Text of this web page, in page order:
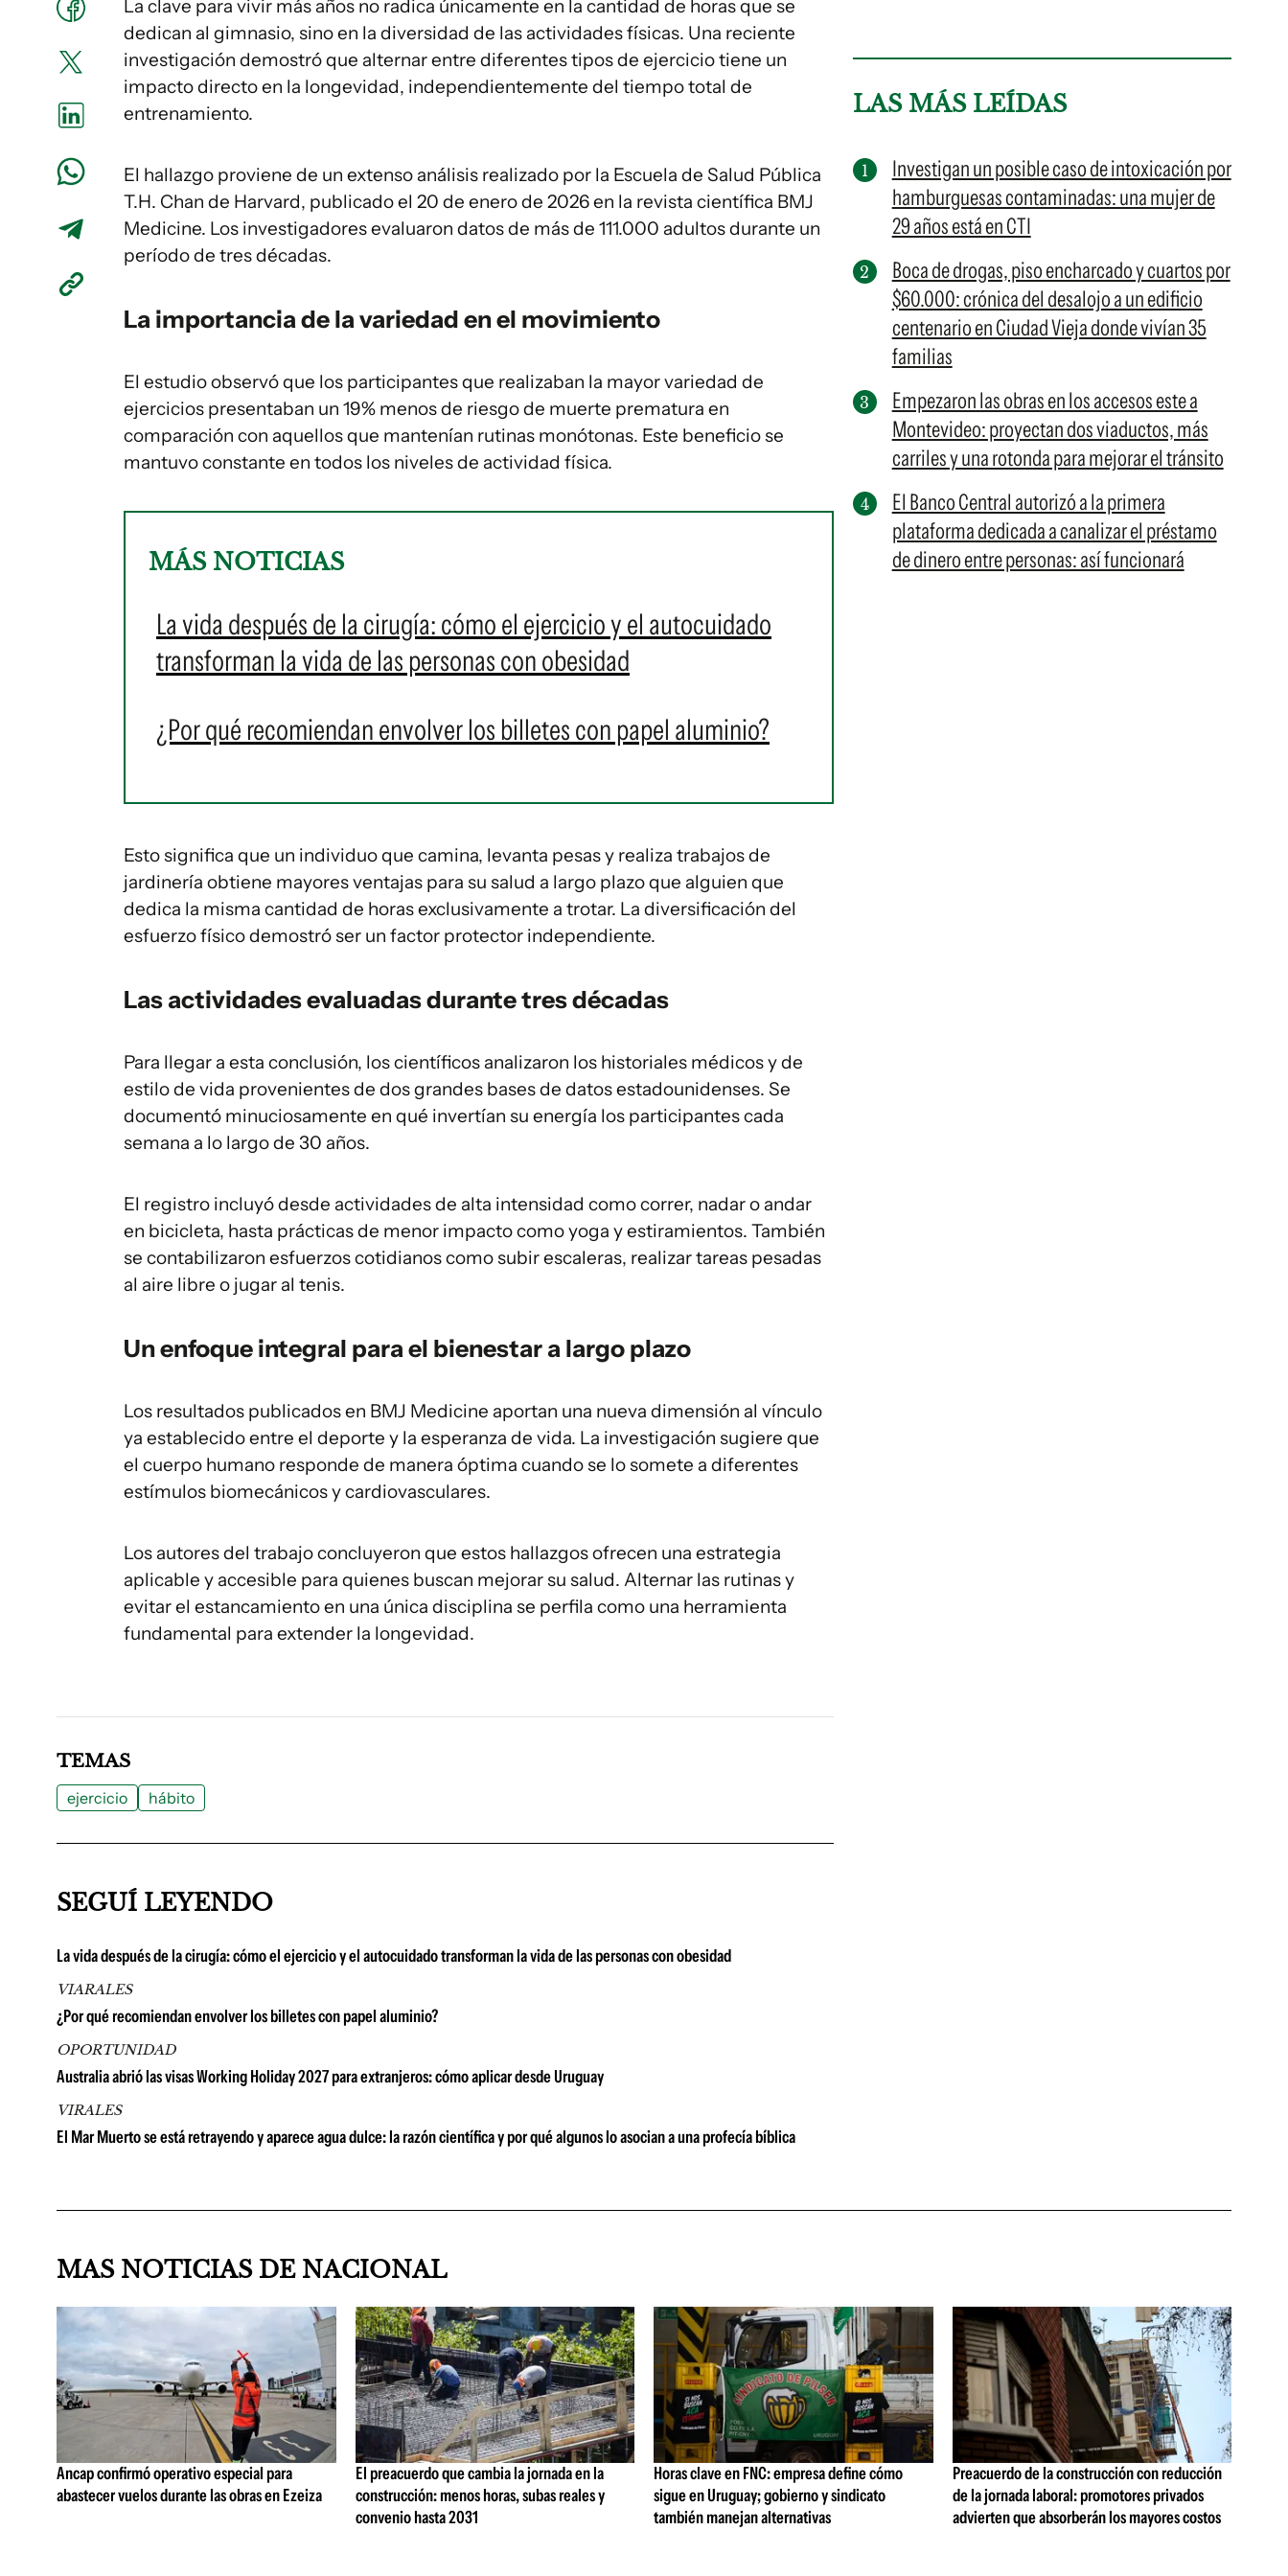
La clave para vivir más años no radica únicamente en la cantidad de horas que se
dedican al gimnasio, sino en la diversidad de las actividades físicas. Una reciente
investigación demostró que alternar entre diferentes tipos de ejercicio tiene un
impacto directo en la longevidad, independientemente del tiempo total de
entrenamiento.
El hallazgo proviene de un extenso análisis realizado por la Escuela de Salud Pública
T.H. Chan de Harvard, publicado el 20 de enero de 2026 en la revista científica BMJ
Medicine. Los investigadores evaluaron datos de más de 111.000 adultos durante un
período de tres décadas.
La importancia de la variedad en el movimiento
El estudio observó que los participantes que realizaban la mayor variedad de
ejercicios presentaban un 19% menos de riesgo de muerte prematura en
comparación con aquellos que mantenían rutinas monótonas. Este beneficio se
mantuvo constante en todos los niveles de actividad física.
MÁS NOTICIAS
La vida después de la cirugía: cómo el ejercicio y el autocuidado
transforman la vida de las personas con obesidad
¿Por qué recomiendan envolver los billetes con papel aluminio?
Esto significa que un individuo que camina, levanta pesas y realiza trabajos de
jardinería obtiene mayores ventajas para su salud a largo plazo que alguien que
dedica la misma cantidad de horas exclusivamente a trotar. La diversificación del
esfuerzo físico demostró ser un factor protector independiente.
Las actividades evaluadas durante tres décadas
Para llegar a esta conclusión, los científicos analizaron los historiales médicos y de
estilo de vida provenientes de dos grandes bases de datos estadounidenses. Se
documentó minuciosamente en qué invertían su energía los participantes cada
semana a lo largo de 30 años.
El registro incluyó desde actividades de alta intensidad como correr, nadar o andar
en bicicleta, hasta prácticas de menor impacto como yoga y estiramientos. También
se contabilizaron esfuerzos cotidianos como subir escaleras, realizar tareas pesadas
al aire libre o jugar al tenis.
Un enfoque integral para el bienestar a largo plazo
Los resultados publicados en BMJ Medicine aportan una nueva dimensión al vínculo
ya establecido entre el deporte y la esperanza de vida. La investigación sugiere que
el cuerpo humano responde de manera óptima cuando se lo somete a diferentes
estímulos biomecánicos y cardiovasculares.
Los autores del trabajo concluyeron que estos hallazgos ofrecen una estrategia
aplicable y accesible para quienes buscan mejorar su salud. Alternar las rutinas y
evitar el estancamiento en una única disciplina se perfila como una herramienta
fundamental para extender la longevidad.
LAS MÁS LEÍDAS
Investigan un posible caso de intoxicación por
hamburguesas contaminadas: una mujer de
29 años está en CTI
Boca de drogas, piso encharcado y cuartos por
$60.000: crónica del desalojo a un edificio
centenario en Ciudad Vieja donde vivían 35
familias
Empezaron las obras en los accesos este a
Montevideo: proyectan dos viaductos, más
carriles y una rotonda para mejorar el tránsito
El Banco Central autorizó a la primera
plataforma dedicada a canalizar el préstamo
de dinero entre personas: así funcionará
TEMAS
ejercicio hábito
SEGUÍ LEYENDO
La vida después de la cirugía: cómo el ejercicio y el autocuidado transforman la vida de las personas con obesidad
VIARALES
¿Por qué recomiendan envolver los billetes con papel aluminio?
OPORTUNIDAD
Australia abrió las visas Working Holiday 2027 para extranjeros: cómo aplicar desde Uruguay
VIRALES
El Mar Muerto se está retrayendo y aparece agua dulce: la razón científica y por qué algunos lo asocian a una profecía bíblica
MAS NOTICIAS DE NACIONAL
Ancap confirmó operativo especial para
abastecer vuelos durante las obras en Ezeiza
El preacuerdo que cambia la jornada en la
construcción: menos horas, subas reales y
convenio hasta 2031
Horas clave en FNC: empresa define cómo
sigue en Uruguay; gobierno y sindicato
también manejan alternativas
Preacuerdo de la construcción con reducción
de la jornada laboral: promotores privados
advierten que absorberán los mayores costos